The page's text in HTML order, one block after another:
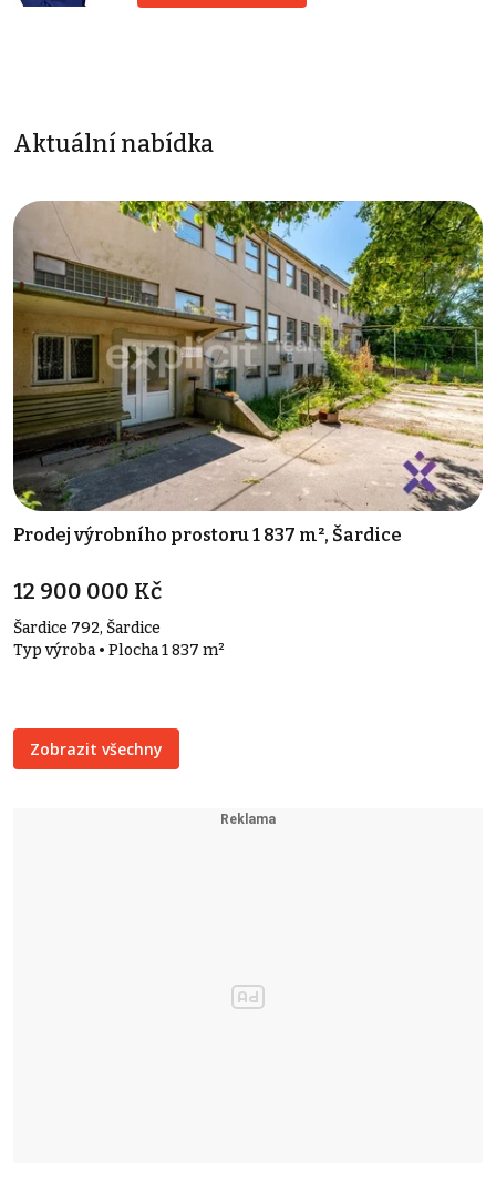
Aktuální nabídka
Prodej výrobního prostoru 1 837 m², Šardice
12 900 000 Kč
Šardice 792, Šardice
Typ výroba • Plocha 1 837 m²
Zobrazit všechny